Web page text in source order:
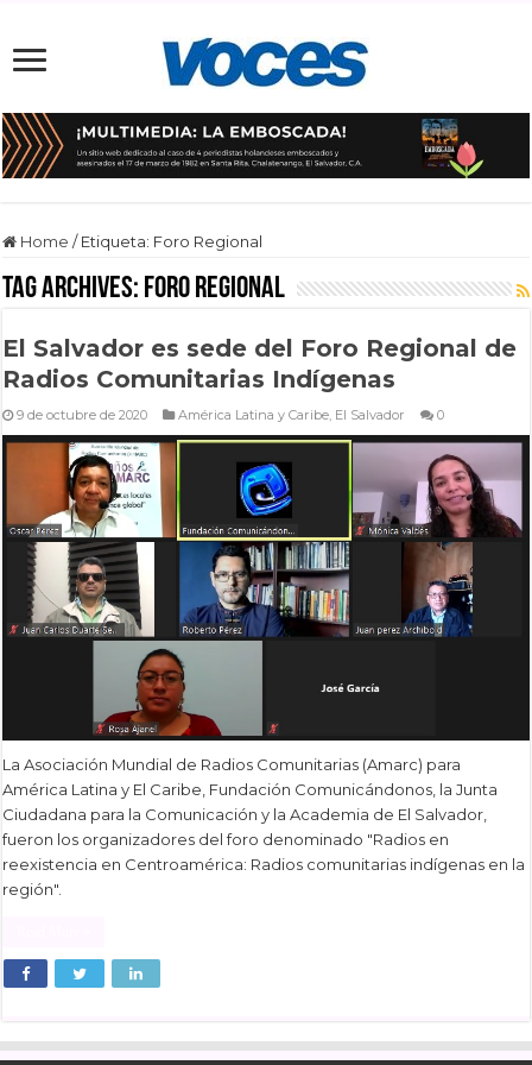
Home / Etiqueta: Foro Regional
Tag Archives: Foro Regional
El Salvador es sede del Foro Regional de
Radios Comunitarias Indígenas
9 de octubre de 2020 América Latina y Caribe, El Salvador 0
La Asociación Mundial de Radios Comunitarias (Amarc) para
América Latina y El Caribe, Fundación Comunicándonos, la Junta
Ciudadana para la Comunicación y la Academia de El Salvador,
fueron los organizadores del foro denominado "Radios en
reexistencia en Centroamérica: Radios comunitarias indígenas en la
región".